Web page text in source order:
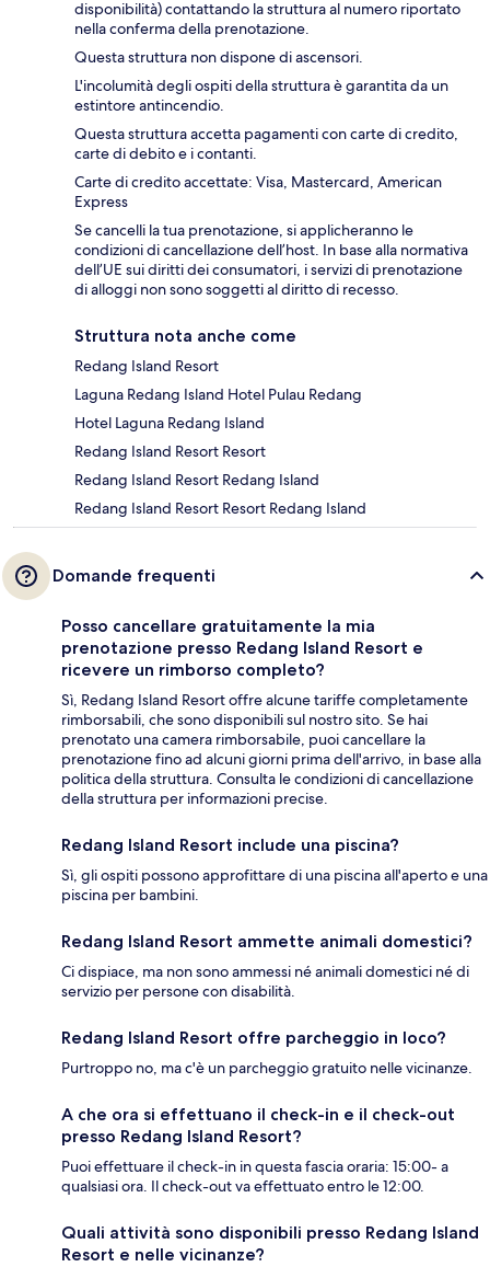
disponibilità) contattando la struttura al numero riportato
nella conferma della prenotazione.
Questa struttura non dispone di ascensori.
L'incolumità degli ospiti della struttura è garantita da un
estintore antincendio.
Questa struttura accetta pagamenti con carte di credito,
carte di debito e i contanti.
Carte di credito accettate: Visa, Mastercard, American
Express
Se cancelli la tua prenotazione, si applicheranno le
condizioni di cancellazione dell’host. In base alla normativa
dell’UE sui diritti dei consumatori, i servizi di prenotazione
di alloggi non sono soggetti al diritto di recesso.
Struttura nota anche come
Redang Island Resort
Laguna Redang Island Hotel Pulau Redang
Hotel Laguna Redang Island
Redang Island Resort Resort
Redang Island Resort Redang Island
Redang Island Resort Resort Redang Island
Domande frequenti
Posso cancellare gratuitamente la mia
prenotazione presso Redang Island Resort e
ricevere un rimborso completo?
Sì, Redang Island Resort offre alcune tariffe completamente
rimborsabili, che sono disponibili sul nostro sito. Se hai
prenotato una camera rimborsabile, puoi cancellare la
prenotazione fino ad alcuni giorni prima dell'arrivo, in base alla
politica della struttura. Consulta le condizioni di cancellazione
della struttura per informazioni precise.
Redang Island Resort include una piscina?
Sì, gli ospiti possono approfittare di una piscina all'aperto e una
piscina per bambini.
Redang Island Resort ammette animali domestici?
Ci dispiace, ma non sono ammessi né animali domestici né di
servizio per persone con disabilità.
Redang Island Resort offre parcheggio in loco?
Purtroppo no, ma c'è un parcheggio gratuito nelle vicinanze.
A che ora si effettuano il check-in e il check-out
presso Redang Island Resort?
Puoi effettuare il check-in in questa fascia oraria: 15:00- a
qualsiasi ora. Il check-out va effettuato entro le 12:00.
Quali attività sono disponibili presso Redang Island
Resort e nelle vicinanze?